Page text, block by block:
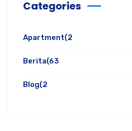
Categories
Apartment(2
Berita(63
Blog(2